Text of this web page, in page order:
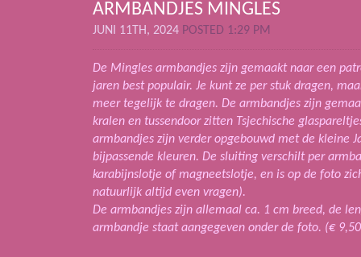
ARMBANDJES MINGLES
JUNI 11TH, 2024 POSTED 1:29 PM
De Mingles armbandjes zijn gemaakt naar een
jaren best populair. Je kunt ze per stuk dragen,
meer tegelijk te dragen. De armbandjes zijn
kralen en tussendoor zitten Tsjechische
armbandjes zijn verder opgebouwd met de kleine
bijpassende kleuren. De sluiting verschilt per
karabijnslotje of magneetslotje, en is op de foto
natuurlijk altijd even vragen).
De armbandjes zijn allemaal ca. 1 cm breed, de
armbandje staat aangegeven onder de foto. (€